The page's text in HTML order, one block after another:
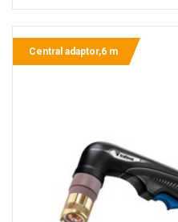
Central adaptor,6 m